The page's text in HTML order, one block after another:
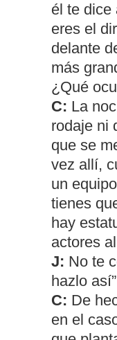
él te dice
eres el
delante
más
¿Qué
C: La
rodaje ni
que se
vez allí,
un
tienes
hay
actores
J: No te
hazlo
C: De
en el